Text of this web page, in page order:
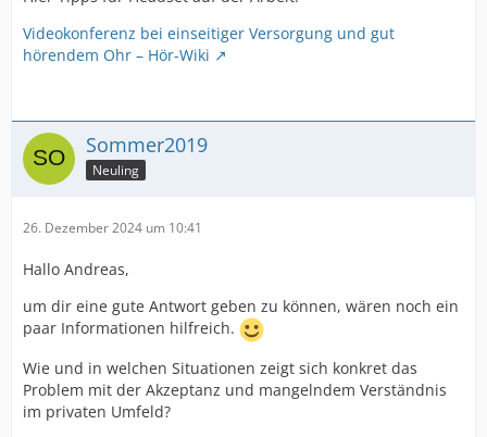
Videokonferenz bei einseitiger Versorgung und gut
hörendem Ohr – Hör-Wiki
Sommer2019
Neuling
26. Dezember 2024 um 10:41
Hallo Andreas,
um dir eine gute Antwort geben zu können, wären noch ein
paar Informationen hilfreich.
Wie und in welchen Situationen zeigt sich konkret das
Problem mit der Akzeptanz und mangelndem Verständnis
im privaten Umfeld?